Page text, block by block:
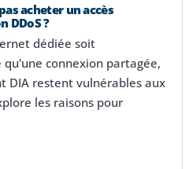
acheter un accès
DDoS ?
dédiée soit
connexion partagée,
DIA restent vulnérables aux
les raisons pour